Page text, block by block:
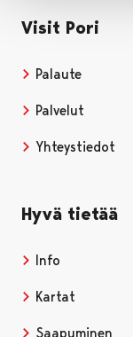
Visit Pori
Palaute
Palvelut
Yhteystiedot
Hyvä tietää
Info
Kartat
Saapuminen